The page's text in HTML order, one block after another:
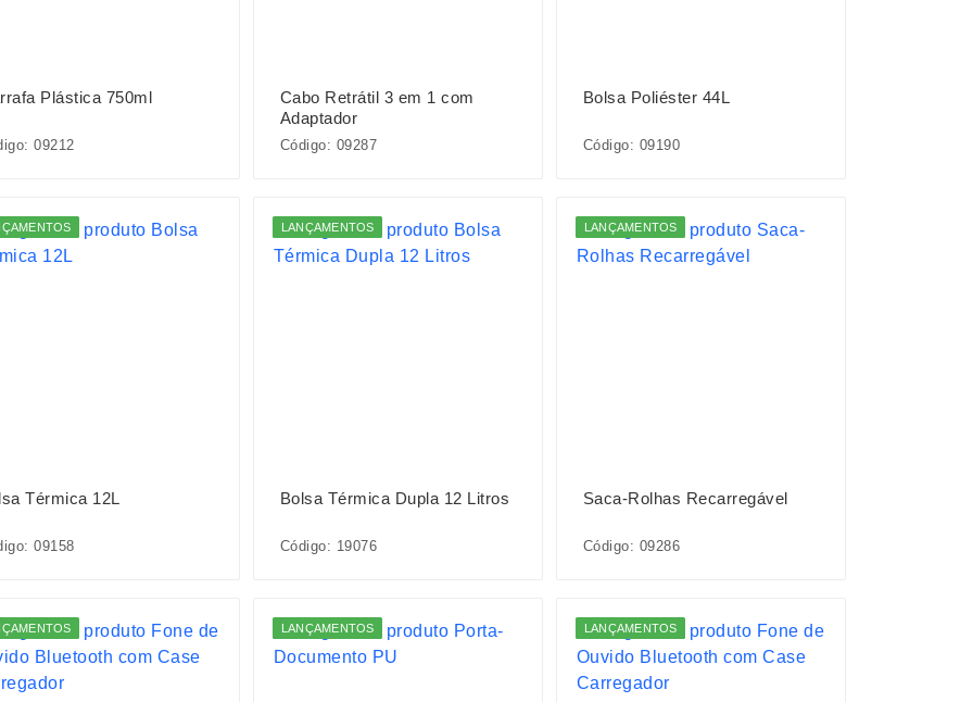
Plástica 750ml
09212
Cabo Retrátil 3 em 1 com
Adaptador
Código: 09287
Bolsa Poliéster 44L
Código: 09190
Térmica 12L
09158
LANÇAMENTOS
Bolsa Térmica Dupla 12 Litros
Código: 19076
LANÇAMENTOS
Saca-Rolhas Recarregável
Código: 09286
LANÇAMENTOS LANÇAMENTOS